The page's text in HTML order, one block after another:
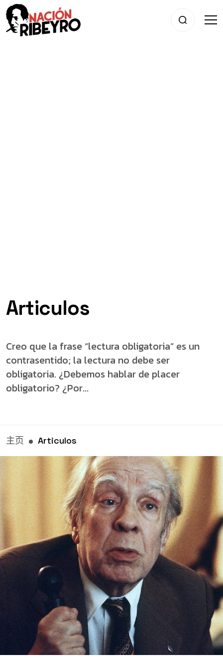
Articulos
Creo que la frase “lectura obligatoria” es un
contrasentido; la lectura no debe ser
obligatoria. ¿Debemos hablar de placer
obligatorio? ¿Por...
主页 Articulos